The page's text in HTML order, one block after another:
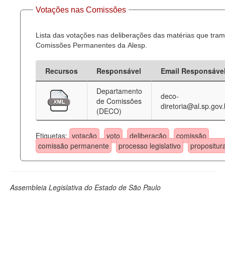
Votações nas Comissões
Lista das votações nas deliberações das matérias que
Comissões Permanentes da Alesp.
Recursos Responsável
Email
Departamento
de Comissões
(DECO)
deco-
Etiquetas: votação voto deliberação
comissão
comissão permanente
processo legislativo
Assembleia Legislativa do Estado de São Paulo